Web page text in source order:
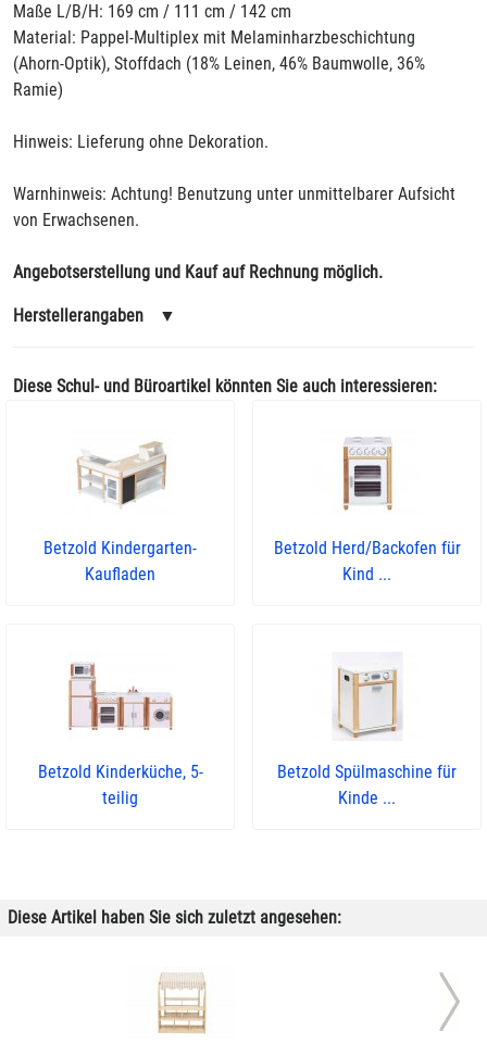
Maße L/B/H: 169 cm / 111 cm / 142 cm
Material: Pappel-Multiplex mit Melaminharzbeschichtung
(Ahorn-Optik), Stoffdach (18% Leinen, 46% Baumwolle, 36%
Ramie)
Hinweis: Lieferung ohne Dekoration.
Warnhinweis: Achtung! Benutzung unter unmittelbarer Aufsicht
von Erwachsenen.
Angebotserstellung und Kauf auf Rechnung möglich.
Herstellerangaben ▼
Diese Schul- und Büroartikel könnten Sie auch interessieren:
Betzold Kindergarten-
Kaufladen
Betzold Herd/Backofen für
Kind ...
Betzold Kinderküche, 5-
teilig
Betzold Spülmaschine für
Kinde ...
Diese Artikel haben Sie sich zuletzt angesehen: